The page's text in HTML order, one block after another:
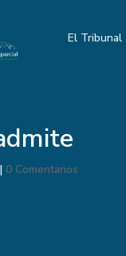
El Tribunal
| 0 Comentarios